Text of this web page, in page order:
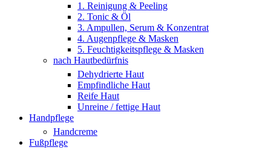
1. Reinigung & Peeling
2. Tonic & Öl
3. Ampullen, Serum & Konzentrat
4. Augenpflege & Masken
5. Feuchtigkeitspflege & Masken
nach Hautbedürfnis
Dehydrierte Haut
Empfindliche Haut
Reife Haut
Unreine / fettige Haut
Handpflege
Handcreme
Fußpflege